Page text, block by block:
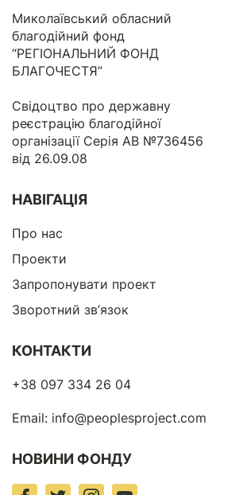
Миколаївський обласний
благодійний фонд
“РЕГІОНАЛЬНИЙ ФОНД
БЛАГОЧЕСТЯ”
Свідоцтво про державну
реєстрацію благодійної
організації Серія АВ №736456
від 26.09.08
НАВІГАЦІЯ
Про нас
Проекти
Запропонувати проект
Зворотний зв’язок
КОНТАКТИ
+38 097 334 26 04
Email: info@peoplesproject.com
НОВИНИ ФОНДУ